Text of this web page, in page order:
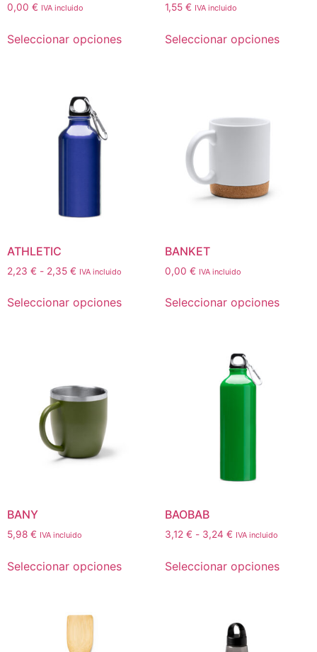
0,00 € IVA incluido
Seleccionar opciones
1,55 € IVA incluido
Seleccionar opciones
ATHLETIC
2,23 € - 2,35 € IVA incluido
Seleccionar opciones
BANKET
0,00 € IVA incluido
Seleccionar opciones
BANY
5,98 € IVA incluido
Seleccionar opciones
BAOBAB
3,12 € - 3,24 € IVA incluido
Seleccionar opciones